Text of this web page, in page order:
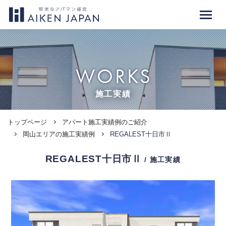
WORKS
施工実績
トップページ
アパート施工実績例のご紹介
岡山エリアの施工実績例
REGALEST十日市Ⅱ
REGALEST十日市Ⅱ / 施工実績